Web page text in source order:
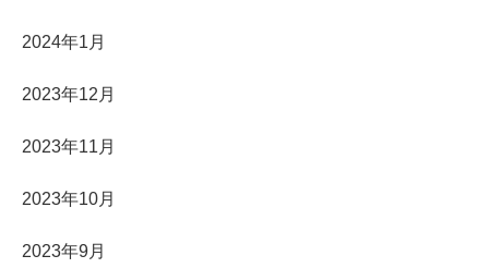
2024年1月
2023年12月
2023年11月
2023年10月
2023年9月